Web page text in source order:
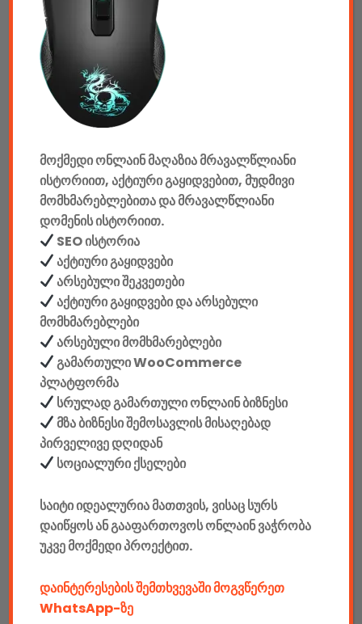
ტელევიზორები & აქსესუარები
აუდიო & ვიდეო
კონსოლები & აქსესუარები
ელემენტები
აკკუმულატორები
კაბელები & დამტენები
დისკები
ჩანთები
სეიფები
კონსტრუქტორები
კომპიუტერები & აქსესუარები
კამერები & აქსესუარები
მოქმედი ონლაინ მაღაზია მრავალწლიანი
ისტორიით, აქტიური გაყიდვებით, მუდმივი
მომხმარებლებითა და მრავალწლიანი
დომენის ისტორიით.
SEO ისტორია
აქტიური გაყიდვები
არსებული შეკვეთები
აქტიური გაყიდვები და არსებული
მომხმარებლები
არსებული მომხმარებლები
გამართული WooCommerce
პლატფორმა
სრულად გამართული ონლაინ ბიზნესი
მზა ბიზნესი შემოსავლის მისაღებად
პირველივე დღიდან
სოციალური ქსელები
საიტი იდეალურია მათთვის, ვისაც სურს
დაიწყოს ან გააფართოვოს ონლაინ ვაჭრობა
უკვე მოქმედი პროექტით.
დაინტერესების შემთხვევაში მოგვწერეთ
WhatsApp-ზე